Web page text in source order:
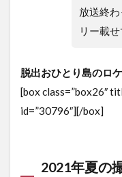
放送終
リー載
脱出おひとり島のロ
[box class=”box26″
id=”30796″][/box]
2021年夏の